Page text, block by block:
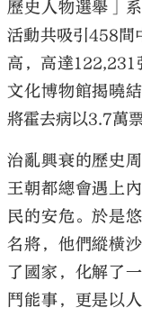
歷史人物選舉」
活動共吸引458間
高，高達122,231
文化博物館揭曉
將霍去病以3.7萬
治亂興衰的歷史
王朝都總會遇上
民的安危。於是
名將，他們縱橫
了國家，化解了
鬥能事，更是以